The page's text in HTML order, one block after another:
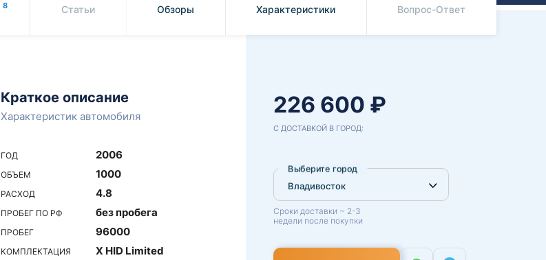
8 Статьи Обзоры Характеристики Вопрос-Ответ
Краткое описание
Характеристик автомобиля
ГОД 2006
ОБЪЕМ 1000
РАСХОД 4.8
ПРОБЕГ ПО РФ без пробега
ПРОБЕГ 96000
КОМПЛЕКТАЦИЯ X HID Limited
226 600 ₽
С ДОСТАВКОЙ В ГОРОД:
Выберите город
Сроки доставки ~ 2-3
недели после покупки